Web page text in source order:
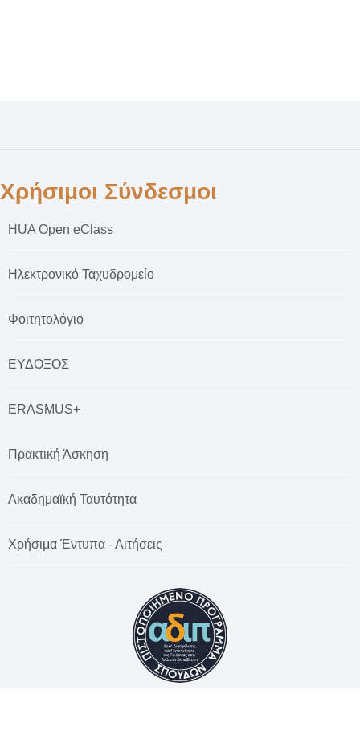
Χρήσιμοι Σύνδεσμοι
HUA Open eClass
Ηλεκτρονικό Ταχυδρομείο
Φοιτητολόγιο
ΕΥΔΟΞΟΣ
ERASMUS+
Πρακτική Άσκηση
Ακαδημαϊκή Ταυτότητα
Χρήσιμα Έντυπα - Αιτήσεις